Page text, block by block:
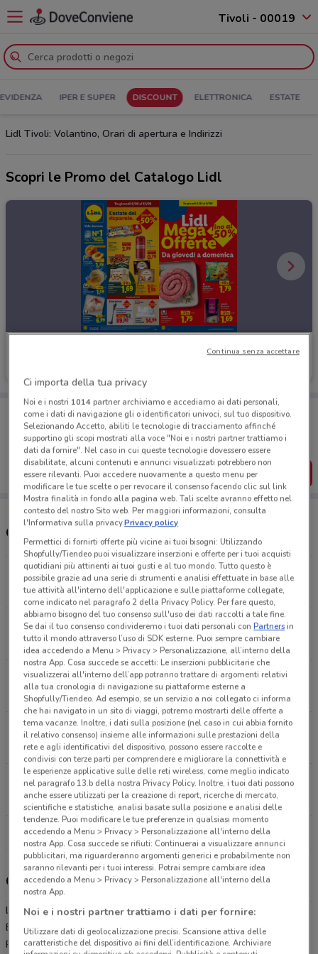
Tivoli - 00019
IPER E SUPER DISCOUNT ELETTRONICA ESTATE
Lidl Tivoli: Volantino, Orari di apertura e Indirizzi
Scopri le Promo del Catalogo Lidl
Porta DoveConviene sempre con te!
Puoi trovare le migliori offerte dei negozi vicino a te,
salvarle e creare la tua lista del risparmio, comodamente
dal tuo cellulare.
SCARICA L’APP
Orari Lidl e Indirizzi Supermercati
Via Di Casal Bianco Roma
11.6 km
APERTO
Via Siculiana, 147 Roma
13.8 km
APERTO
Via Della Rustica, 131-133 Roma
14.7 km
APERTO
Via Torraccio Di Torrenova, 2/A Roma
15.7 km
APERTO
Via Tiburtina, 986 Roma
16.4 km
APERTO
Tutti i negozi Lidl
Gli sconti del nuovo volantino Lidl e i negozi
Lidl è presente in vari punti della città: lo trovi in Via Di Casal
Bianco Roma, Via Siculiana 147 Roma, Via Della Rustica 131-133
Roma, Via Torraccio Di Torrenova 2/A Roma, Via Tiburtina 986
Ci importa della tua privacy
Noi e i nostri 1014partner archiviamo e accediamo ai dati personali,
come i dati di navigazione gli o identificatori univoci, sul tuo dispositivo.
Selezionando Accetto, abiliti le tecnologie di tracciamento affinché
supportino gli scopi mostrati alla voce "Noi e i nostri partner trattiamo i
dati da fornire". Nel caso in cui queste tecnologie dovessero essere
disabilitate, alcuni contenuti e annunci visualizzati potrebbero non
essere rilevanti. Puoi accedere nuovamente a questo menu per
modificare le tue scelte o per revocare il consenso facendo clic sul link
Mostra finalità in fondo alla pagina web. Tali scelte avranno effetto nel
contesto del nostro Sito web. Per maggiori informazioni, consulta
l'Informativa sulla privacy.Privacy policy
Permettici di fornirti offerte più vicine ai tuoi bisogni: Utilizzando
Shopfully/Tiendeo puoi visualizzare inserzioni e offerte per i tuoi acquisti
quotidiani più attinenti ai tuoi gusti e al tuo mondo. Tutto questo è
possibile grazie ad una serie di strumenti e analisi effettuate in base alle
tue attività all'interno dell'applicazione e sulle piattaforme collegate,
come indicato nel paragrafo 2 della Privacy Policy. Per fare questo,
abbiamo bisogno del tuo consenso sull'uso dei dati raccolti a tale fine.
Se dai il tuo consenso condivideremo i tuoi dati personali conPartnersin
tutto il mondo attraverso l’uso di SDK esterne. Puoi sempre cambiare
idea accedendo a Menu > Privacy > Personalizzazione, all’interno della
nostra App. Cosa succede se accetti: Le inserzioni pubblicitarie che
visualizzerai all'interno dell’app potranno trattare di argomenti relativi
alla tua cronologia di navigazione su piattaforme esterne a
Shopfully/Tiendeo. Ad esempio, se un servizio a noi collegato ci informa
che hai navigato in un sito di viaggi, potremo mostrarti delle offerte a
tema vacanze. Inoltre, i dati sulla posizione (nel caso in cui abbia fornito
il relativo consenso) insieme alle informazioni sulle prestazioni della
rete e agli identificativi del dispositivo, possono essere raccolte e
condivisi con terze parti per comprendere e migliorare la connettività e
le esperienze applicative sulle delle reti wireless, come meglio indicato
nel paragrafo 13.b della nostra Privacy Policy. Inoltre, i tuoi dati possono
anche essere utilizzati per la creazione di report, ricerche di mercato,
scientifiche e statistiche, analisi basate sulla posizione e analisi delle
tendenze. Puoi modificare le tue preferenze in qualsiasi momento
accedendo a Menu > Privacy > Personalizzazione all'interno della
nostra App. Cosa succede se rifiuti: Continuerai a visualizzare annunci
pubblicitari, ma riguarderanno argomenti generici e probabilmente non
saranno rilevanti per i tuoi interessi. Potrai sempre cambiare idea
accedendo a Menu > Privacy > Personalizzazione all'interno della
nostra App.
Noi e i nostri partner trattiamo i dati per fornire:
Utilizzare dati di geolocalizzazione precisi. Scansione attiva delle
caratteristiche del dispositivo ai fini dell’identificazione. Archiviare
Continua senza accettare